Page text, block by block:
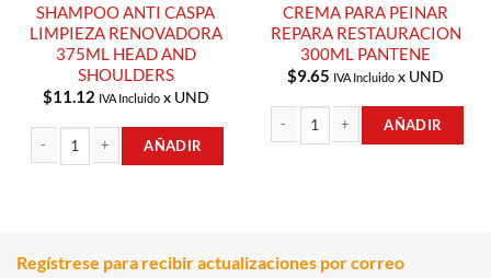
SHAMPOO ANTI CASPA
LIMPIEZA RENOVADORA
375ML HEAD AND
SHOULDERS
$11.12 IVA Incluidox UND
AÑADIR
CREMA PARA PEINAR
REPARA RESTAURACION
300ML PANTENE
$9.65 IVA Incluido x UND
AÑADIR
Regístrese para recibir actualizaciones por correo